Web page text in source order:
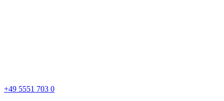
+49 5551 703 0